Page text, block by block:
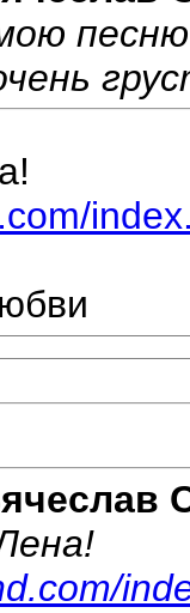
песню